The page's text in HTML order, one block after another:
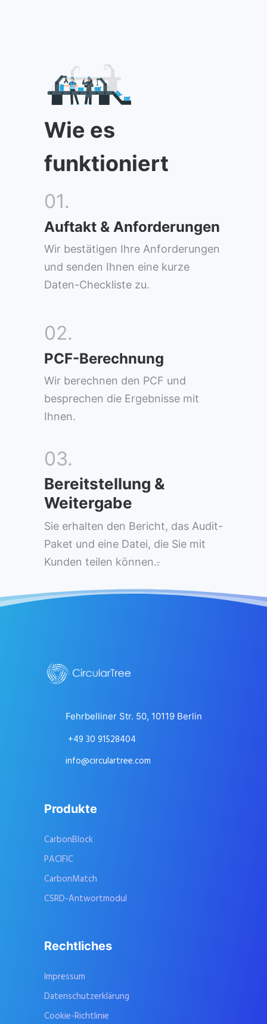
Wie es
funktioniert
01.
Auftakt & Anforderungen
Wir bestätigen Ihre Anforderungen
und senden Ihnen eine kurze
Daten-Checkliste zu.
02.
PCF-Berechnung
Wir berechnen den PCF und
besprechen die Ergebnisse mit
Ihnen.
03.
Bereitstellung &
Weitergabe
Sie erhalten den Bericht, das Audit-
Paket und eine Datei, die Sie mit
Kunden teilen können..
Fehrbelliner Str. 50, 10119 Berlin
+49 30 91528404
info@circulartree.com
Produkte
CarbonBlock
PACIFIC
CarbonMatch
CSRD-Antwortmodul
Rechtliches
Impressum
Datenschutzerklärung
Cookie-Richtlinie